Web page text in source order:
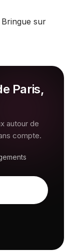
sur
Paris,
autour de
compte.